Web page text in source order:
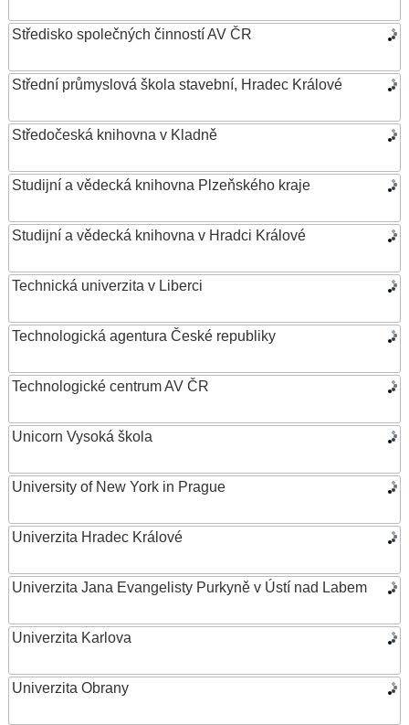
Středisko společných činností AV ČR
Střední průmyslová škola stavební, Hradec Králové
Středočeská knihovna v Kladně
Studijní a vědecká knihovna Plzeňského kraje
Studijní a vědecká knihovna v Hradci Králové
Technická univerzita v Liberci
Technologická agentura České republiky
Technologické centrum AV ČR
Unicorn Vysoká škola
University of New York in Prague
Univerzita Hradec Králové
Univerzita Jana Evangelisty Purkyně v Ústí nad Labem
Univerzita Karlova
Univerzita Obrany